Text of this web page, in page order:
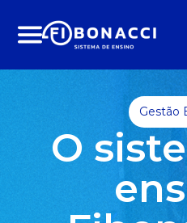
Menu
Gestão
O